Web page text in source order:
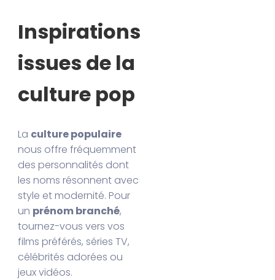
Inspirations
issues de la
culture pop
La culture populaire
nous offre fréquemment
des personnalités dont
les noms résonnent avec
style et modernité. Pour
un prénom branché,
tournez-vous vers vos
films préférés, séries TV,
célébrités adorées ou
jeux vidéos.